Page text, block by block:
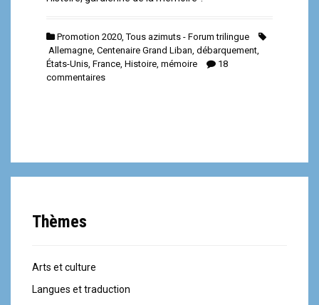
Promotion 2020,Tous azimuts - Forum trilingue
Allemagne, Centenaire Grand Liban, débarquement,
États-Unis, France, Histoire, mémoire
18
commentaires
Thèmes
Arts et culture
Langues et traduction